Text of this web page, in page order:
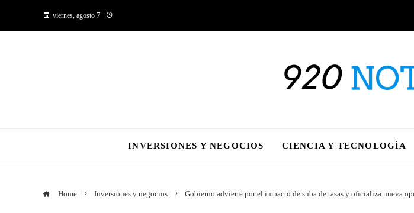
viernes, agosto 7
INVERSIONES Y NEGOCIOS CIENCIA Y TECNOLOGÍA
Home Inversiones y negocios Gobierno advierte por el impacto de suba de tasas y oficializa nueva